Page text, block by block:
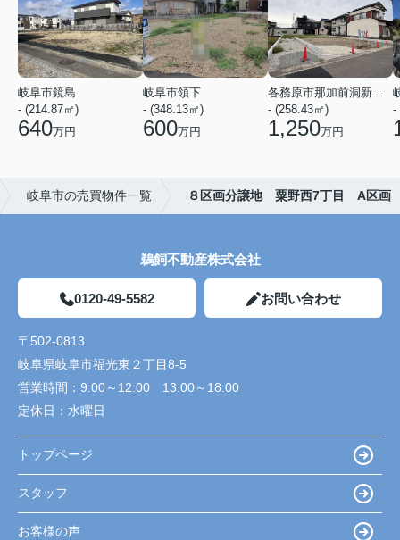
岐阜市鏡島
- (214.87㎡)
640万円
岐阜市領下
- (348.13㎡)
600万円
- (258.43㎡)
1,250万円
-
岐阜市の売買物件一覧 ８区画分譲地 粟野西7丁目 A区画
鵜飼不動産株式会社
0120-49-5582 お問い合わせ
〒502-0813
岐阜県岐阜市福光東２丁目8-5
営業時間： 9:00～12:00 13:00～18:00
定休日： 水曜日
トップページ
スタッフ
お客様の声